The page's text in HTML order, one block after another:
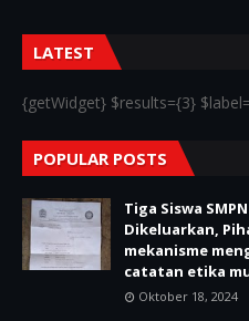
LATEST
{getWidget} $results={3}
POPULAR POSTS
Tiga Siswa
Dikeluarkan,
mekanisme
catatan etika
Oktober 18, 2024